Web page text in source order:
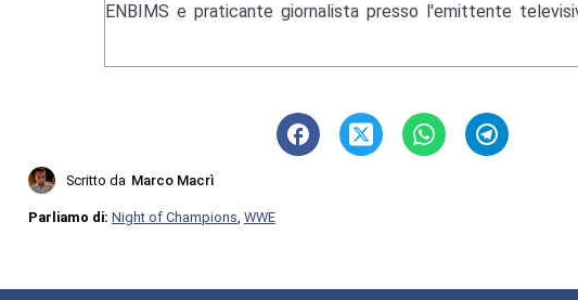
ENBIMS e praticante giornalista presso l'emittente
Scritto da Marco Macrì
Parliamo di: Night of Champions WWE